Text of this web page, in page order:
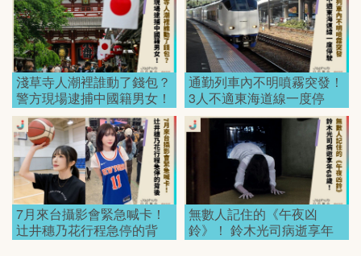
淺草寺人潮裡誰動了錢包？
警方現場逮捕中國籍男女！
通勤列車內不明噴霧突發！
3人不適東海道線一度停
駛！
7月來台攝影會緊急喊卡！
辻井穗乃花行程急停的背
後！
無數人記住的《午夜凶
鈴》！ 鈴木光司病逝享年
68歲！